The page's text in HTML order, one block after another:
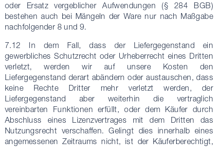
oder Ersatz vergeblicher Aufwendungen (§ 284 BGB)
bestehen auch bei Mängeln der Ware nur nach Maßgabe
nachfolgender 8 und 9.
7.12 In dem Fall, dass der Liefergegenstand ein
gewerbliches Schutzrecht oder Urheberrecht eines Dritten
verletzt, werden wir auf unsere Kosten den
Liefergegenstand derart abändern oder austauschen, dass
keine Rechte Dritter mehr verletzt werden, der
Liefergegenstand aber weiterhin die vertraglich
vereinbarten Funktionen erfüllt, oder dem Käufer durch
Abschluss eines Lizenzvertrages mit dem Dritten das
Nutzungsrecht verschaffen. Gelingt dies innerhalb eines
angemessenen Zeitraums nicht, ist der Käuferberechtigt,